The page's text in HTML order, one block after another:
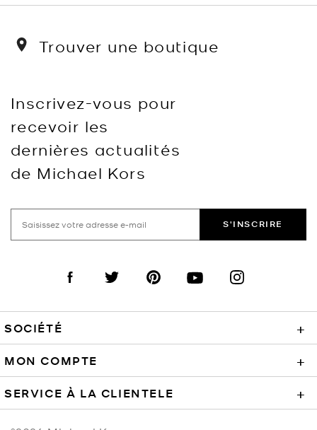
Trouver une boutique
Inscrivez-vous pour
recevoir les
dernières actualités
de Michael Kors
S'INSCRIRE
Visit us on Facebook
Visit us on TwitterVisit us on PinterestVisit us on YouTube
Visit us on
SOCIÉTÉ +
MON COMPTE +
SERVICE À LA CLIENTELE +